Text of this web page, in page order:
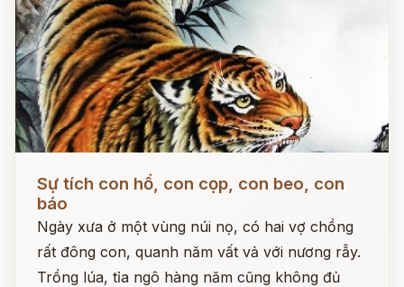
Sự tích con hổ, con cọp, con beo, con
báo
Ngày xưa ở một vùng núi nọ, có hai vợ chồng
rất đông con, quanh năm vất vả với nương rẫy.
Trồng lúa, tỉa ngô hàng năm cũng không đủ